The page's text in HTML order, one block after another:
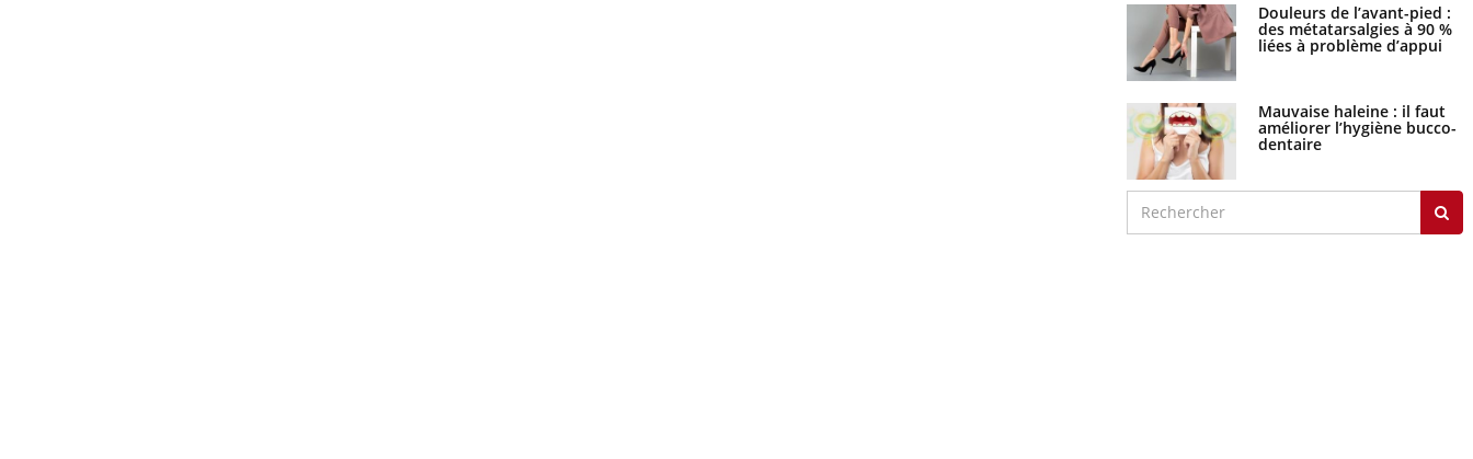
Douleurs de l’avant-pied :
des métatarsalgies à 90 %
liées à problème d’appui
Mauvaise haleine : il faut
améliorer l’hygiène bucco-
dentaire